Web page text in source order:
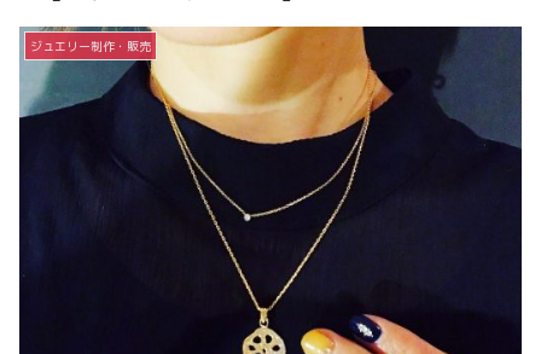
ジュエリー制作・販売